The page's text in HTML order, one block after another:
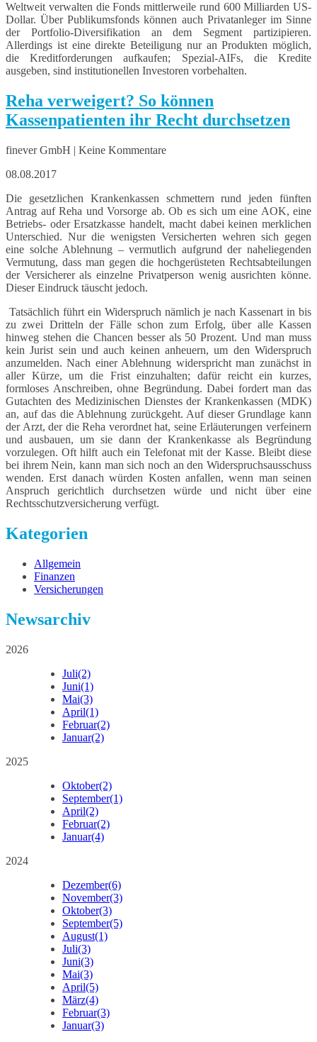
Weltweit verwalten die Fonds mittlerweile rund 600 Milliarden US-
Dollar. Über Publikumsfonds können auch Privatanleger im Sinne
der Portfolio-Diversifikation an dem Segment partizipieren.
Allerdings ist eine direkte Beteiligung nur an Produkten möglich,
die Kreditforderungen aufkaufen; Spezial-AIFs, die Kredite
ausgeben, sind institutionellen Investoren vorbehalten.
Reha verweigert? So können
Kassenpatienten ihr Recht durchsetzen
finever GmbH | Keine Kommentare
08.08.2017
Die gesetzlichen Krankenkassen schmettern rund jeden fünften
Antrag auf Reha und Vorsorge ab. Ob es sich um eine AOK, eine
Betriebs- oder Ersatzkasse handelt, macht dabei keinen merklichen
Unterschied. Nur die wenigsten Versicherten wehren sich gegen
eine solche Ablehnung – vermutlich aufgrund der naheliegenden
Vermutung, dass man gegen die hochgerüsteten Rechtsabteilungen
der Versicherer als einzelne Privatperson wenig ausrichten könne.
Dieser Eindruck täuscht jedoch.
Tatsächlich führt ein Widerspruch nämlich je nach Kassenart in bis
zu zwei Dritteln der Fälle schon zum Erfolg, über alle Kassen
hinweg stehen die Chancen besser als 50 Prozent. Und man muss
kein Jurist sein und auch keinen anheuern, um den Widerspruch
anzumelden. Nach einer Ablehnung widerspricht man zunächst in
aller Kürze, um die Frist einzuhalten; dafür reicht ein kurzes,
formloses Anschreiben, ohne Begründung. Dabei fordert man das
Gutachten des Medizinischen Dienstes der Krankenkassen (MDK)
an, auf das die Ablehnung zurückgeht. Auf dieser Grundlage kann
der Arzt, der die Reha verordnet hat, seine Erläuterungen verfeinern
und ausbauen, um sie dann der Krankenkasse als Begründung
vorzulegen. Oft hilft auch ein Telefonat mit der Kasse. Bleibt diese
bei ihrem Nein, kann man sich noch an den Widerspruchsausschuss
wenden. Erst danach würden Kosten anfallen, wenn man seinen
Anspruch gerichtlich durchsetzen würde und nicht über eine
Rechtsschutzversicherung verfügt.
Kategorien
Allgemein
Finanzen
Versicherungen
Newsarchiv
2026
Juli(2)
Juni(1)
Mai(3)
April(1)
Februar(2)
Januar(2)
2025
Oktober(2)
September(1)
April(2)
Februar(2)
Januar(4)
2024
Dezember(6)
November(3)
Oktober(3)
September(5)
August(1)
Juli(3)
Juni(3)
Mai(3)
April(5)
März(4)
Februar(3)
Januar(3)